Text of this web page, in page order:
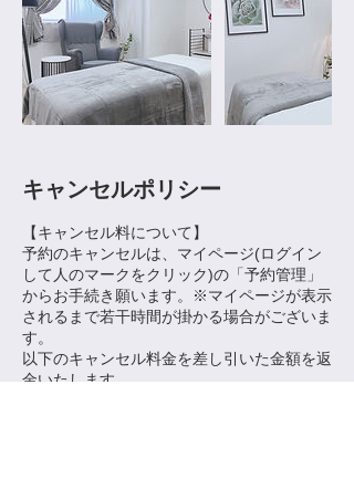
キャンセルポリシー
​【キャンセル料について】
予約のキャンセルは、マイページ(ログイン
して人のマークをクリック)の「予約管理」
からお手続き願います。※マイページが表示
されるまで若干時間が掛かる場合がございま
す。
以下のキャンセル料金を差し引いた金額を返
金いたします。